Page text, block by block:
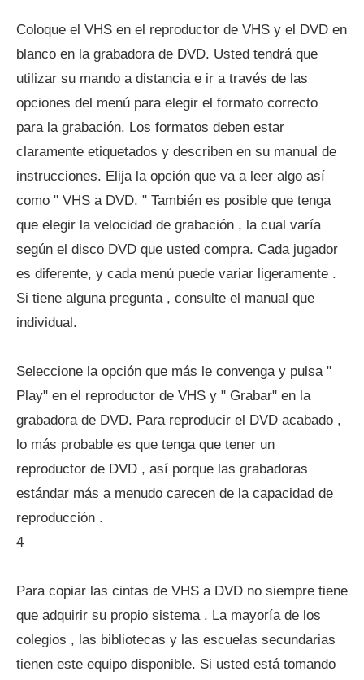
Coloque el VHS en el reproductor de VHS y el DVD en
blanco en la grabadora de DVD. Usted tendrá que
utilizar su mando a distancia e ir a través de las
opciones del menú para elegir el formato correcto
para la grabación. Los formatos deben estar
claramente etiquetados y describen en su manual de
instrucciones. Elija la opción que va a leer algo así
como " VHS a DVD. " También es posible que tenga
que elegir la velocidad de grabación , la cual varía
según el disco DVD que usted compra. Cada jugador
es diferente, y cada menú puede variar ligeramente .
Si tiene alguna pregunta , consulte el manual que
individual.
Seleccione la opción que más le convenga y pulsa "
Play" en el reproductor de VHS y " Grabar" en la
grabadora de DVD. Para reproducir el DVD acabado ,
lo más probable es que tenga que tener un
reproductor de DVD , así porque las grabadoras
estándar más a menudo carecen de la capacidad de
reproducción .
4
Para copiar las cintas de VHS a DVD no siempre tiene
que adquirir su propio sistema . La mayoría de los
colegios , las bibliotecas y las escuelas secundarias
tienen este equipo disponible. Si usted está tomando